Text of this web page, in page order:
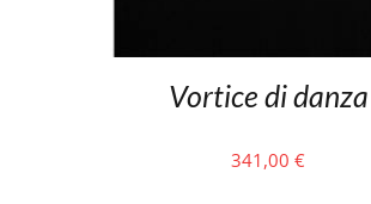
Vortice di danza
341,00 €